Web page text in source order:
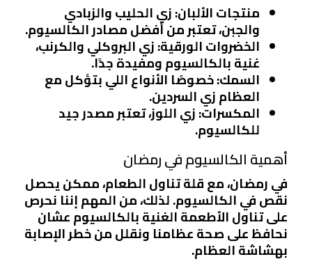
منتجات الألبان: زي الحليب والزبادي
والجبن، تعتبر من أفضل مصادر الكالسيوم.
الخضروات الورقية: زي البروكلي والكرنب،
غنية بالكالسيوم ومفيدة جدًا.
السمك: خصوصًا الأنواع اللي بتؤكل مع
العظام زي السردين.
المكسرات: زي اللوز، تعتبر مصدر جيد
للكالسيوم.
أهمية الكالسيوم في رمضان
في رمضان، مع قلة تناول الطعام، ممكن يحصل
نقص في الكالسيوم. لذلك، من المهم إننا نحرص
على تناول الأطعمة الغنية بالكالسيوم عشان
نحافظ على صحة عظامنا ونقلل من خطر الإصابة
بهشاشة العظام.